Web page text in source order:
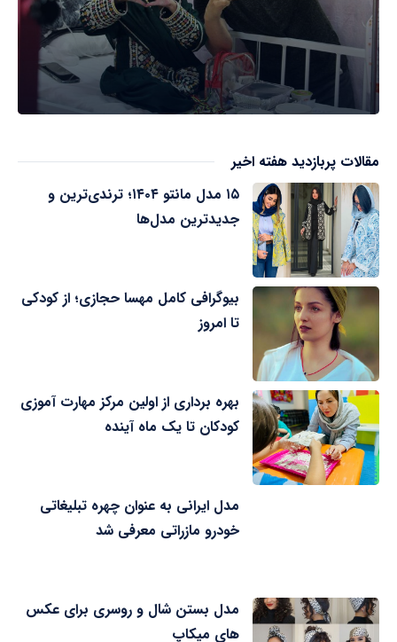
مقالات پربازدید هفته اخیر
۱۵ مدل مانتو ۱۴۰۴؛ ترندی‌ترین و
جدیدترین مدل‌ها
بیوگرافی کامل مهسا حجازی؛ از کودکی
تا امروز
بهره برداری از اولین مرکز مهارت آموزی
کودکان تا یک ماه آینده
مدل ایرانی به عنوان چهره تبلیغاتی
خودرو مازراتی معرفی شد
مدل بستن شال و روسری برای عکس
های میکاپ